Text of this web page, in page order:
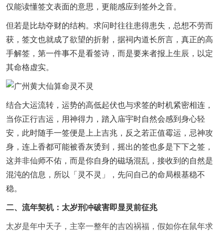
仅能读懂签文表面的意思，更能感应到签外之音。
但若是比劫夺财的结构。求问时往往患得患失，总想不劳而
获，签文也就成了欲望的折射，据祠内道长所言，真正的高
手解签，第一件事不是看签诗，而是要来者报上生辰，以定
其命格虚实。
结合大运流转，运势的高低起伏也与求签的时机紧密相连，
当你正行吉运，用神得力，踏入庙宇时自然会感到身心轻
安，此时随手一签便是上上吉兆，反之若正值霉运，忌神攻
身，连上香都可能被香灰烫到，摇出的签也多是下下之签，
这并非仙师不佑，而是你自身的磁场混乱，接收到的自然是
混沌的信息，所以「灵不灵」，先问自己的命局根基稳不
稳。
二、流年契机：太岁刑冲破害即显灵前征兆
太岁是年中天子，主宰一整年的吉凶祸福，假如你在鼠年求